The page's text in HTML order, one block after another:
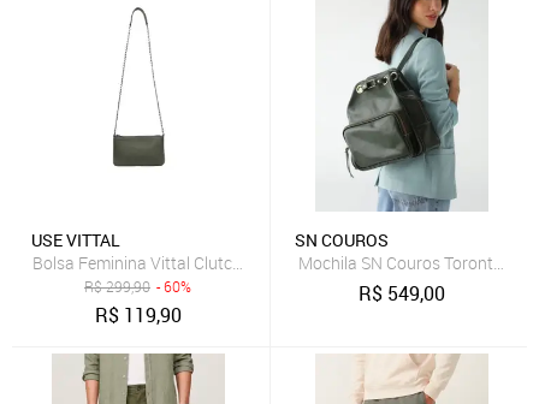
USE VITTAL
Bolsa Feminina Vittal Clutch Annelise em Couro Verde Oliva Alça
R$299,90 - 60%
R$ 119,90
SN COUROS
Mochila SN Couros Toronto
R$ 549,00